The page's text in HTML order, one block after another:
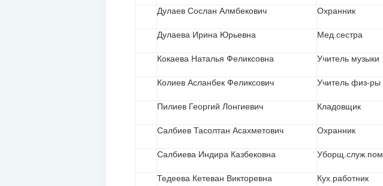
Дулаев Сослан Алмбекович Охранник
Дулаева Ирина Юрьевна Мед.сестра
Кокаева Наталья Феликсовна Учитель музыки
Колиев Асланбек Феликсович Учитель физ-ры
Пилиев Георгий Лонгиевич Кладовщик
Салбиев Тасолтан Асахметович Охранник
Салбиева Индира Казбековна Уборщ.служ.пом.
Тедеева Кетеван Викторевна Кух.работник